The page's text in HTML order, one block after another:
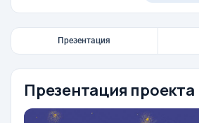
Презентация
Презентация проекта